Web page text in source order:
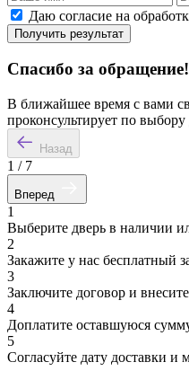
Даю согласие на
Получить результат
Спасибо за обращение!
В ближайшее время с вами
проконсультирует по выбору
Назад
1 / 7
Вперед
1
Выберите дверь в наличии
2
Закажите у нас бесплатный
3
Заключите договор и
4
Доплатите оставшуюся
5
Согласуйте дату доставки и